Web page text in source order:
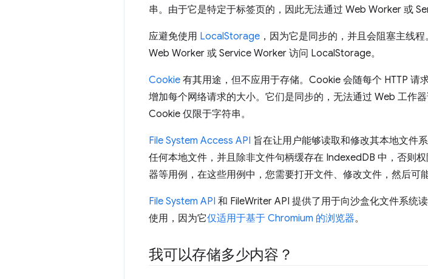
串。由于它是特定于标签页的，因此无法通过 Web Worker 或
应避免使用 LocalStorage ，因为它是同步的，并且会阻塞主线
Web Worker 或 Service Worker 访问 LocalStorage。
Cookie 有其用途，但不应用于存储。Cookie 会随每个 HTTP
增加每个网络请求的大小。它们是同步的，无法通过 Web 工作
Cookie 仅限于字符串。
File System Access API 旨在让用户能够读取和修改其本地文件
任何本地文件，并且除非文件句柄缓存在 IndexedDB 中，否则
器等用例，在这些用例中，您需要打开文件、修改文件，然后可
File System API 和 FileWriter API 提供了用于向沙盒化文件系统
使用，因为它仅适用于基于 Chromium 的浏览器。
我可以存储多少内容？